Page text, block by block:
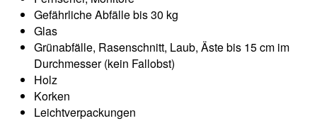
Gefährliche Abfälle bis 30 kg
Glas
Grünabfälle, Rasenschnitt, Laub, Äste bis 15 cm im
Durchmesser (kein Fallobst)
Holz
Korken
Leichtverpackungen